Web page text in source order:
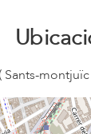
montjuïc